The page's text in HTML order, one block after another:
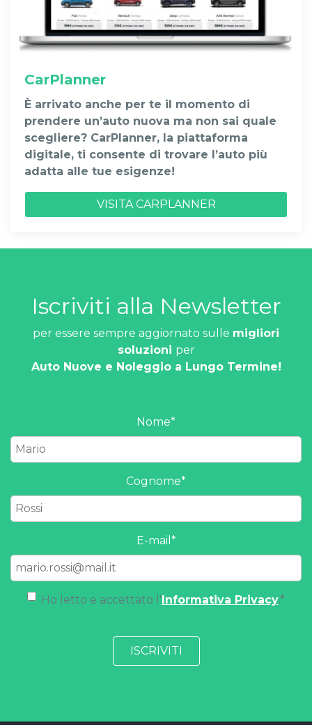
CarPlanner
È arrivato anche per te il momento di
prendere un’auto nuova ma non sai quale
scegliere? CarPlanner, la piattaforma
digitale, ti consente di trovare l’auto più
adatta alle tue esigenze!
VISITA CARPLANNER
Iscriviti alla Newsletter
per essere sempre aggiornato sulle migliori
soluzioni per
Auto Nuove e Noleggio a Lungo Termine!
Nome*
Cognome*
E-mail *
Ho letto e accettato l'Informativa Privacy.*